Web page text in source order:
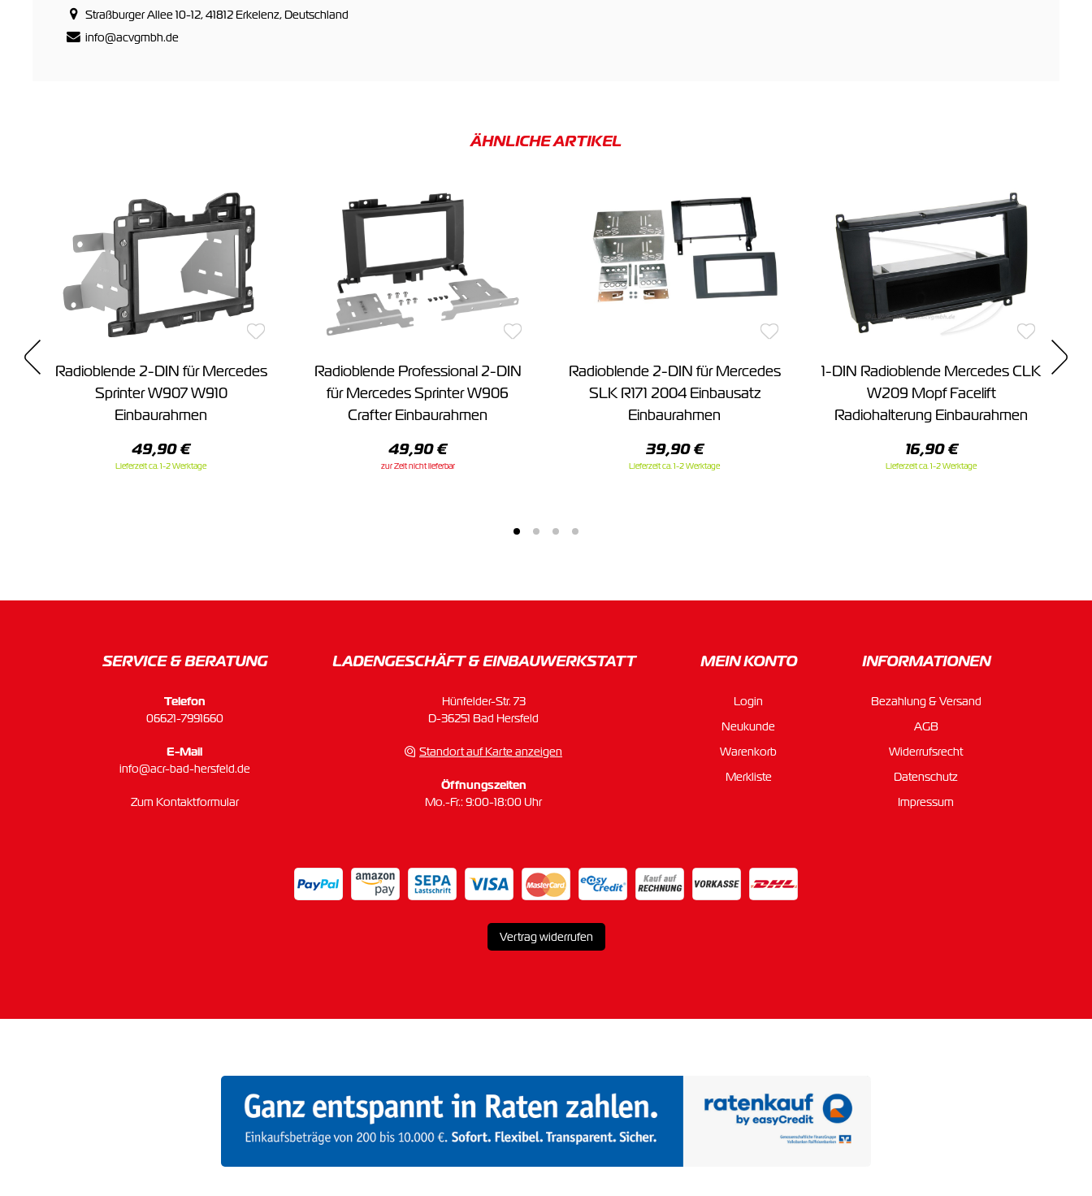
Straßburger Allee 10-12, 41812 Erkelenz, Deutschland
info@acvgmbh.de
ÄHNLICHE ARTIKEL
Radioblende 2-DIN für Mercedes
Sprinter W907 W910
Einbaurahmen
49,90 €
Lieferzeit ca. 1-2 Werktage
Radioblende Professional 2-DIN
für Mercedes Sprinter W906
Crafter Einbaurahmen
49,90 €
zur Zeit nicht lieferbar
Radioblende 2-DIN für Mercedes
SLK R171 2004 Einbausatz
Einbaurahmen
39,90 €
Lieferzeit ca. 1-2 Werktage
1-DIN Radioblende Mercedes CLK
W209 Mopf Facelift
Radiohalterung Einbaurahmen
16,90 €
Lieferzeit ca. 1-2 Werktage
SERVICE & BERATUNG
Telefon
06621-7991660
E-Mail
info@acr-bad-hersfeld.de
Zum Kontaktformular
LADENGESCHÄFT & EINBAU­WERKSTATT
Hünfelder-Str. 73
D-36251 Bad Hersfeld
Standort auf Karte anzeigen
Öffnungszeiten
Mo.-Fr.: 9:00-18:00 Uhr
MEIN KONTO
Login
Neukunde
Warenkorb
Merkliste
INFORMATIONEN
Bezahlung & Versand
AGB
Widerrufsrecht
Datenschutz
Impressum
Vertrag widerrufen